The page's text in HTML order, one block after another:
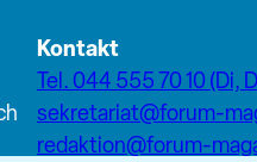
Kontakt
Tel. 044 555 70 10 (Di,
sekretariat@forum-
redaktion@forum-